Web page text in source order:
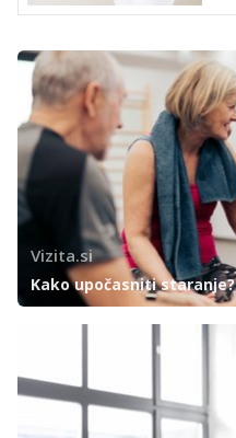
Vizita.si
Kako upočasniti staranje?